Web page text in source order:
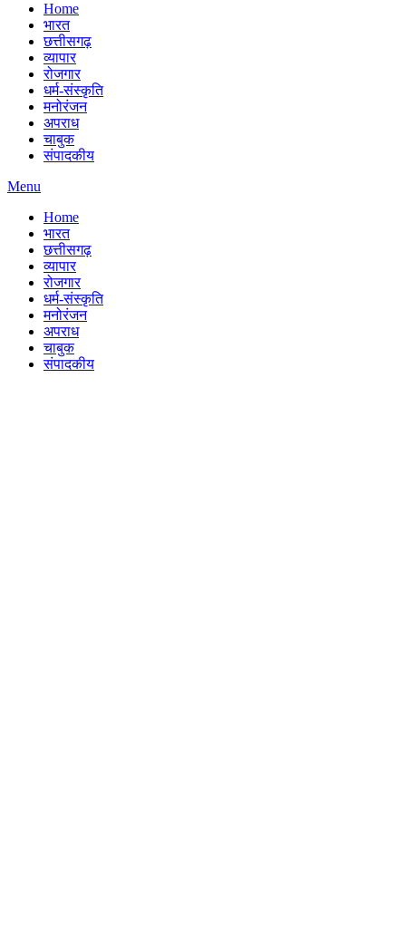
Home
भारत
छत्तीसगढ़
व्यापार
रोजगार
धर्म-संस्कृति
मनोरंजन
अपराध
चाबुक
संपादकीय
Menu
Home
भारत
छत्तीसगढ़
व्यापार
रोजगार
धर्म-संस्कृति
मनोरंजन
अपराध
चाबुक
संपादकीय